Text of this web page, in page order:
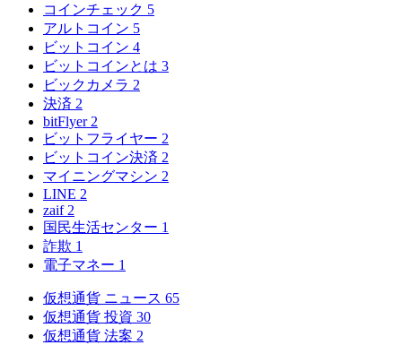
コインチェック 5
アルトコイン 5
ビットコイン 4
ビットコインとは 3
ビックカメラ 2
決済 2
bitFlyer 2
ビットフライヤー 2
ビットコイン決済 2
マイニングマシン 2
LINE 2
zaif 2
国民生活センター 1
詐欺 1
電子マネー 1
仮想通貨 ニュース 65
仮想通貨 投資 30
仮想通貨 法案 2